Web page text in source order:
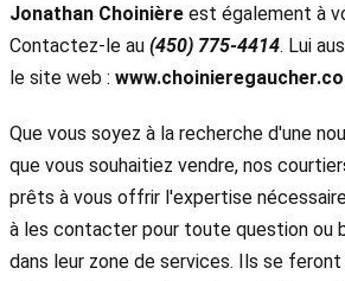
Jonathan Choinière est également à
Contactez-le au (450) 775-4414. Lui
le site web :
Que vous soyez à la recherche d'une
que vous souhaitiez vendre, nos
prêts à vous offrir l'expertise
à les contacter pour toute question ou
dans leur zone de services. Ils se feront